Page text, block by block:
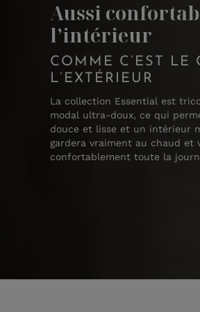
Aussi
l’intérieur
COMME C’EST LE
L’EXTÉRIEUR
La collection Essential est
modal ultra-doux, ce qui
douce et lisse et un intérieur
gardera vraiment au chaud et
confortablement toute la